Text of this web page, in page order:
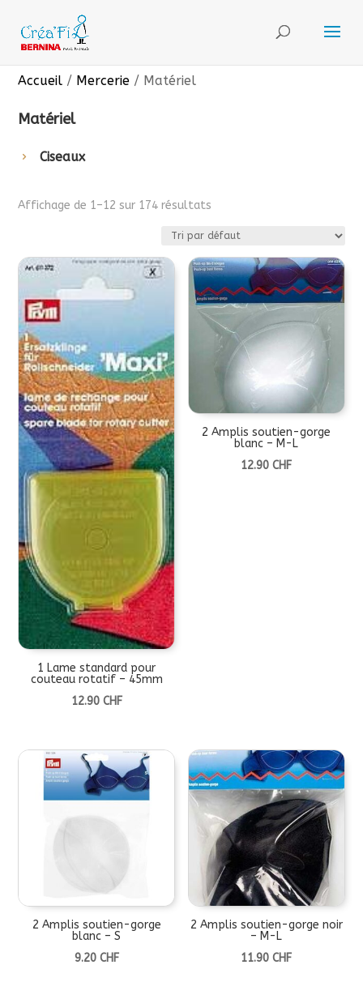
Accueil / Mercerie / Matériel
Matériel
Ciseaux
Affichage de 1–12 sur 174 résultats
1 Lame standard pour
couteau rotatif – 45mm
12.90 CHF
2 Amplis soutien-gorge
blanc – M-L
12.90CHF
2 Amplis soutien-gorge
blanc – S
9.20 CHF
2 Amplis soutien-gorge noir
– M-L
11.90CHF